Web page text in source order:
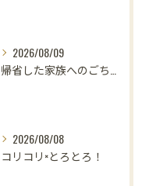
2026/08/09
帰省した家族へのごちそうは、
2026/08/08
コリコリ×とろとろ！